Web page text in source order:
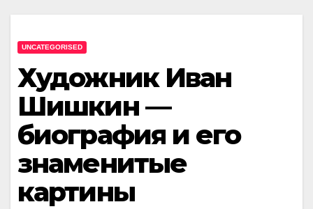
UNCATEGORISED
Художник Иван
Шишкин —
биография и его
знаменитые
картины